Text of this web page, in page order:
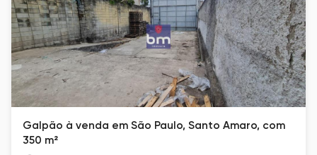
Galpão à venda em São Paulo, Santo Amaro, com
350 m²